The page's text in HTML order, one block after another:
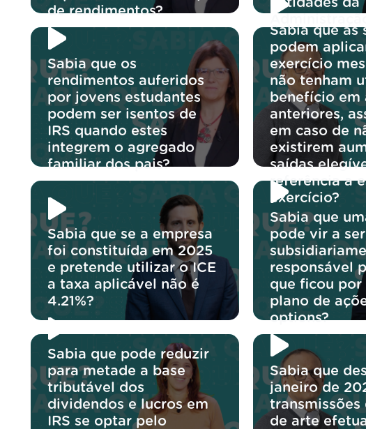
de rendimentos?
Sabia que os
rendimentos auferidos
por jovens estudantes
podem ser isentos de
IRS quando estes
integrem o agregado
familiar dos pais?
Sabia que as
podem
exercício
não tenham
benefício em
anteriores,
em caso de
existirem
saídas
referência a
exercício?
Sabia que se a empresa
foi constituída em 2025
e pretende utilizar o ICE
a taxa aplicável não é
4.21%?
Sabia que
pode vir a ser
responsável
que ficou por
plano de
options?
Sabia que pode reduzir
para metade a base
tributável dos
dividendos e lucros em
IRS se optar pelo
Sabia que
janeiro de
transmissões
de arte